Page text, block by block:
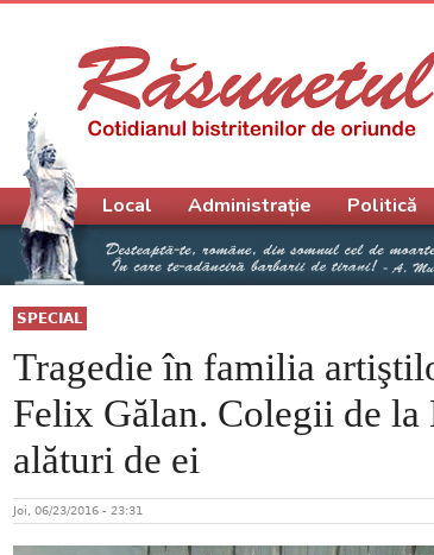
SPECIAL
Tragedie în familia
Felix Gălan. Colegii de la
alături de ei
Joi, 06/23/2016 - 23:31
Meniu principal
Local Administrație Politică